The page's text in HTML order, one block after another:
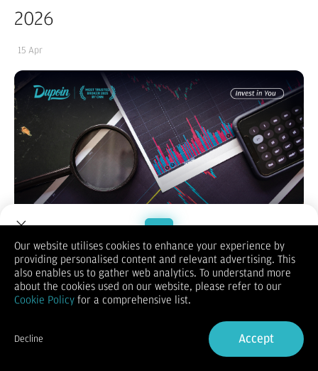
2026
15 Apr
Di tengah ketidakpastian ekonomi global, semakin banyak
orang mencari alternatif penghasilan di luar pekerjaan utama.
Salah satu yang paling menarik perhatian adalah bisnis forex
Namun, penting untuk dipahami bahwa forex bukan jalan
cepat menjadi kaya. Ini adalah aktivitas yang membutuhkan
Welcome to Dupoin.
Trade with a Trusted Broker
Sign in
Our website utilises cookies to enhance your experience by
providing personalised content and relevant advertising. This
also enables us to gather web analytics. To understand more
about the cookies used on our website, please refer to our
Cookie Policy for a comprehensive list.
Decline Accept